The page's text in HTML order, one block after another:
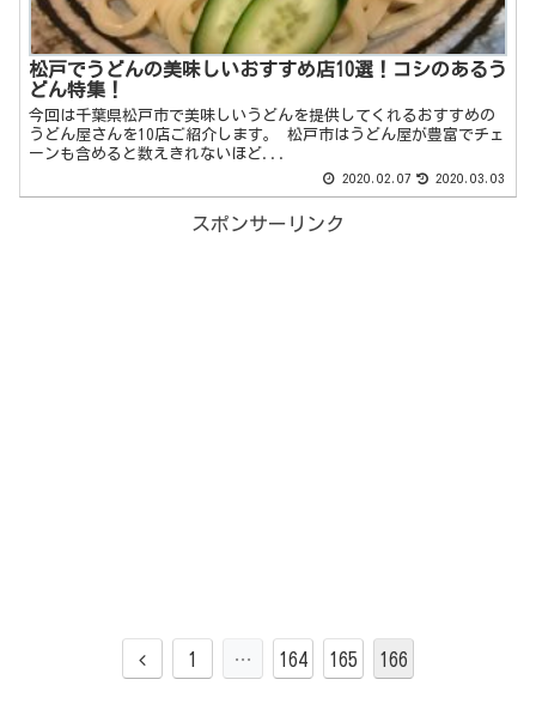
松戸でうどんの美味しいおすすめ店10選！コシのあるう
どん特集！
今回は千葉県松戸市で美味しいうどんを提供してくれるおすすめの
うどん屋さんを10店ご紹介します。 松戸市はうどん屋が豊富でチェ
ーンも含めると数えきれないほど...
2020.02.07 2020.03.03
スポンサーリンク
1 … 164 165 166